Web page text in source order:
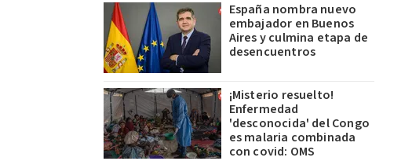
España nombra nuevo
embajador en Buenos
Aires y culmina etapa de
desencuentros
¡Misterio resuelto!
Enfermedad
'desconocida' del Congo
es malaria combinada
con covid: OMS